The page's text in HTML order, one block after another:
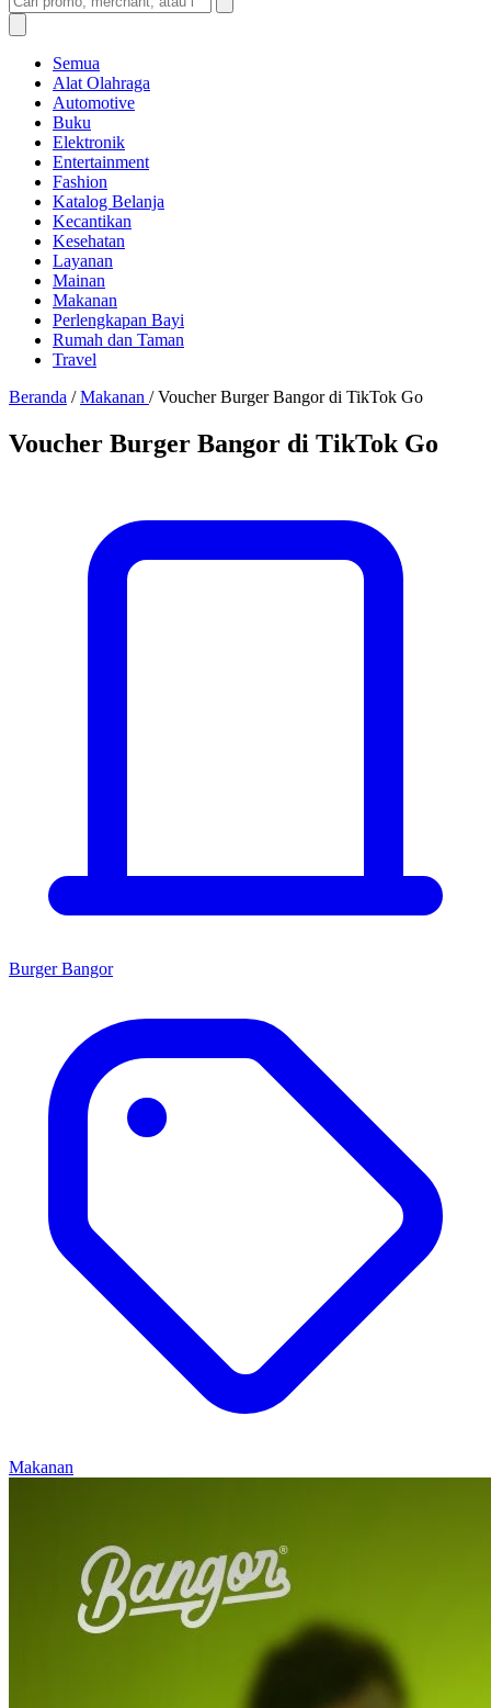
Semua
Alat Olahraga
Automotive
Buku
Elektronik
Entertainment
Fashion
Katalog Belanja
Kecantikan
Kesehatan
Layanan
Mainan
Makanan
Perlengkapan Bayi
Rumah dan Taman
Travel
Beranda / Makanan / Voucher Burger Bangor di TikTok Go
Voucher Burger Bangor di TikTok Go
Burger Bangor
Makanan